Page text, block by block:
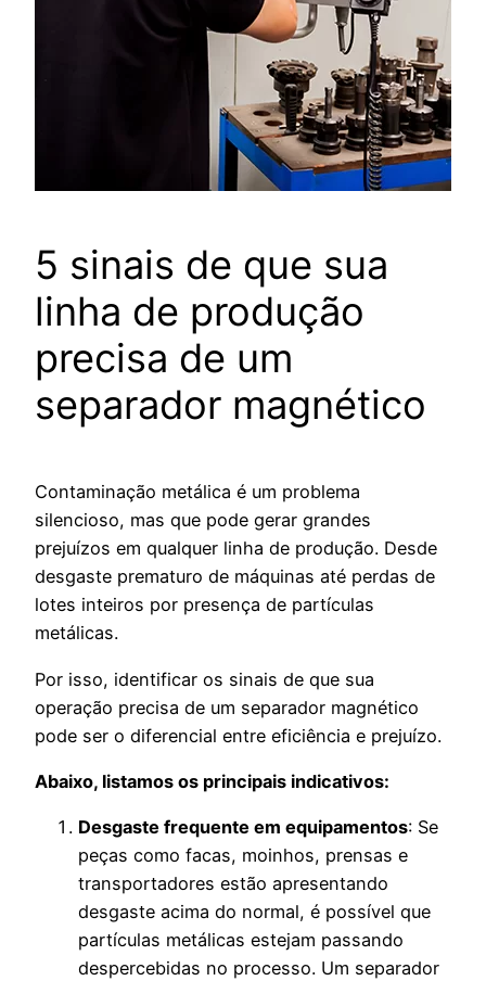
5 sinais de que sua
linha de produção
precisa de um
separador magnético
Contaminação metálica é um problema
silencioso, mas que pode gerar grandes
prejuízos em qualquer linha de produção. Desde
desgaste prematuro de máquinas até perdas de
lotes inteiros por presença de partículas
metálicas.
Por isso, identificar os sinais de que sua
operação precisa de um separador magnético
pode ser o diferencial entre eficiência e prejuízo.
Abaixo, listamos os principais indicativos:
Desgaste frequente em equipamentos: Se
peças como facas, moinhos, prensas e
transportadores estão apresentando
desgaste acima do normal, é possível que
partículas metálicas estejam passando
despercebidas no processo. Um separador